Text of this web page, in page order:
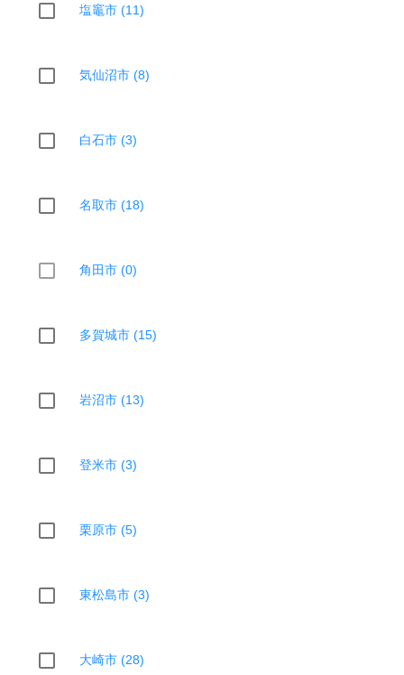
塩竈市 (11)
気仙沼市 (8)
白石市 (3)
名取市 (18)
角田市 (0)
多賀城市 (15)
岩沼市 (13)
登米市 (3)
栗原市 (5)
東松島市 (3)
大崎市 (28)